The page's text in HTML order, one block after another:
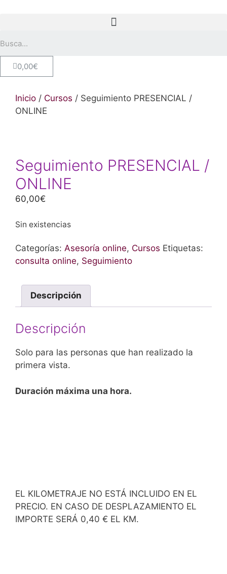
0,00€
Inicio / Cursos / Seguimiento PRESENCIAL /
ONLINE
Seguimiento PRESENCIAL /
ONLINE
60,00€
Sin existencias
Categorías: Asesoría online, Cursos Etiquetas:
consulta online, Seguimiento
Descripción
Descripción
Solo para las personas que han realizado la
primera vista.
Duración máxima una hora.
EL KILOMETRAJE NO ESTÁ INCLUIDO EN EL
PRECIO. EN CASO DE DESPLAZAMIENTO EL
IMPORTE SERÁ 0,40 € EL KM.